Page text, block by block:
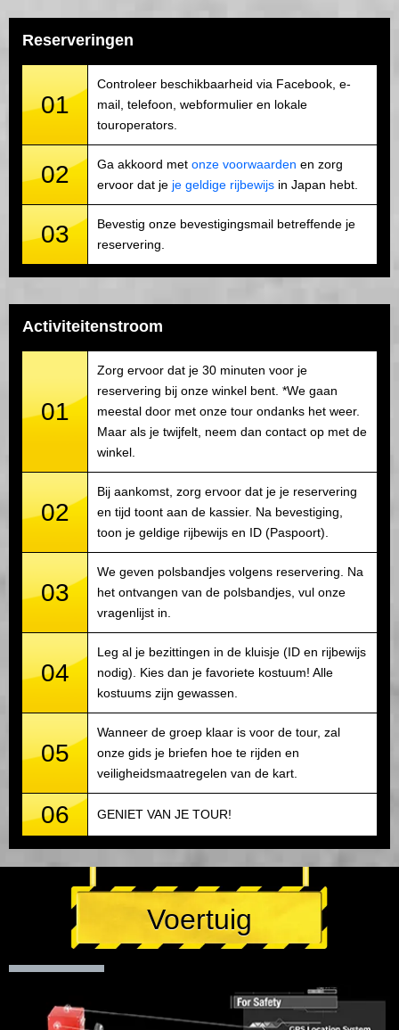
Reserveringen
01
Controleer beschikbaarheid via Facebook, e-
mail, telefoon, webformulier en lokale
touroperators.
02 Ga akkoord met onze voorwaarden en zorg
ervoor dat je je geldige rijbewijs in Japan hebt.
03
Bevestig onze bevestigingsmail betreffende je
reservering.
Activiteitenstroom
01
Zorg ervoor dat je 30 minuten voor je
reservering bij onze winkel bent. *We gaan
meestal door met onze tour ondanks het weer.
Maar als je twijfelt, neem dan contact op met de
winkel.
02
Bij aankomst, zorg ervoor dat je je reservering
en tijd toont aan de kassier. Na bevestiging,
toon je geldige rijbewijs en ID (Paspoort).
03
We geven polsbandjes volgens reservering. Na
het ontvangen van de polsbandjes, vul onze
vragenlijst in.
04
Leg al je bezittingen in de kluisje (ID en rijbewijs
nodig). Kies dan je favoriete kostuum! Alle
kostuums zijn gewassen.
05
Wanneer de groep klaar is voor de tour, zal
onze gids je briefen hoe te rijden en
veiligheidsmaatregelen van de kart.
06 GENIET VAN JE TOUR!
Voertuig